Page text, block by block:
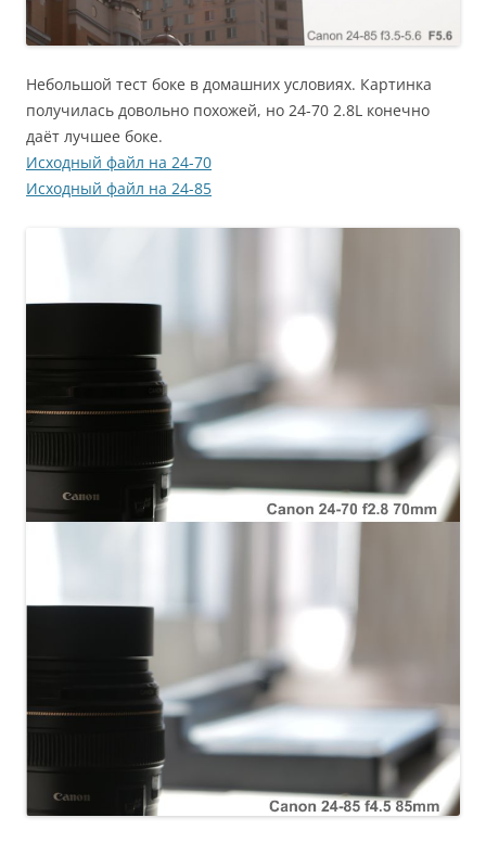
Небольшой тест боке в домашних условиях. Картинка
получилась довольно похожей, но 24-70 2.8L конечно
даёт лучшее боке.
Исходный файл на 24-70
Исходный файл на 24-85